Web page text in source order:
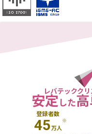
レバテックク
安定した
登録者数
45万人
※